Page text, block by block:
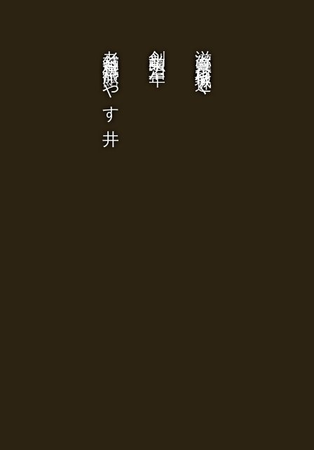
滋賀県彦根城近く
創業明治二年
老舗料亭旅館 やす井